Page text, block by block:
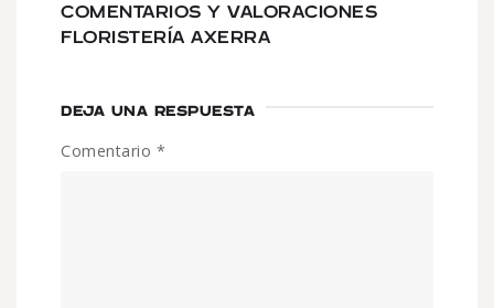
COMENTARIOS Y VALORACIONES
FLORISTERÍA AXERRA
DEJA UNA RESPUESTA
Comentario *